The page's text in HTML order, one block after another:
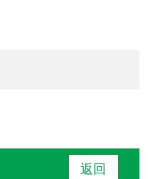
返回